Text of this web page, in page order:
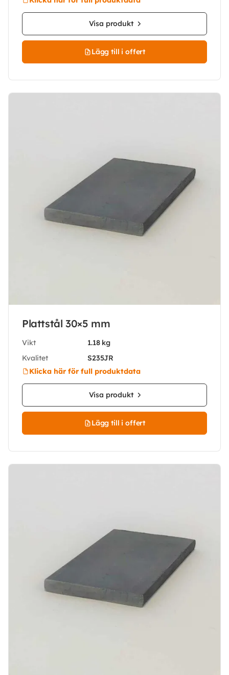
Visa produkt
Lägg till i offert
Plattstål 30×5 mm
Vikt
1.18 kg
Kvalitet
S235JR
Klicka här för full produktdata
Visa produkt
Lägg till i offert